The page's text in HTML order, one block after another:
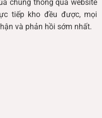
chúng thông qua website
tiếp kho đều được, mọi
và phản hồi sớm nhất.